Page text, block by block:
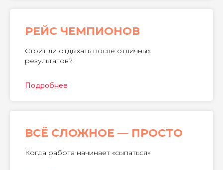
РЕЙС ЧЕМПИОНОВ
Стоит ли отдыхать после отличных
результатов?
Подробнее
ВСË СЛОЖНОЕ — ПРОСТО
Когда работа начинает «сыпаться»